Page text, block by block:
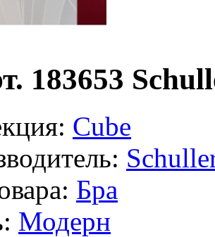
183653
Cube
Бра
Модерн